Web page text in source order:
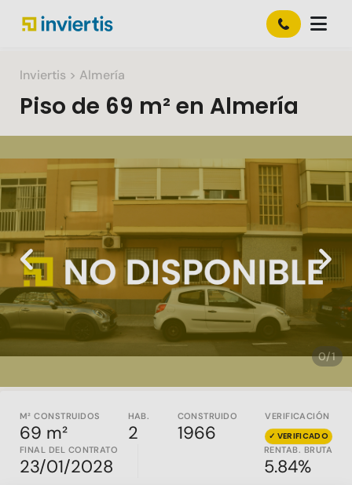
Inviertis > Almería
Piso de 69 m² en Almería
0/1
Previous Next
M² CONSTRUIDOS
69 m²
HAB.
2
CONSTRUIDO
1966
VERIFICACIÓN
✓ VERIFICADO
FINAL DEL CONTRATO
23/01/2028
RENTAB. BRUTA
5.84%